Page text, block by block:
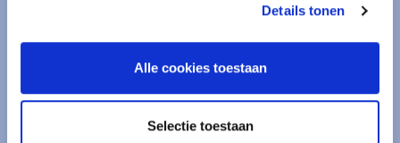
Details tonen
Alle cookies toestaan
Selectie toestaan
Singel 78 -
info@eigentanden.nl